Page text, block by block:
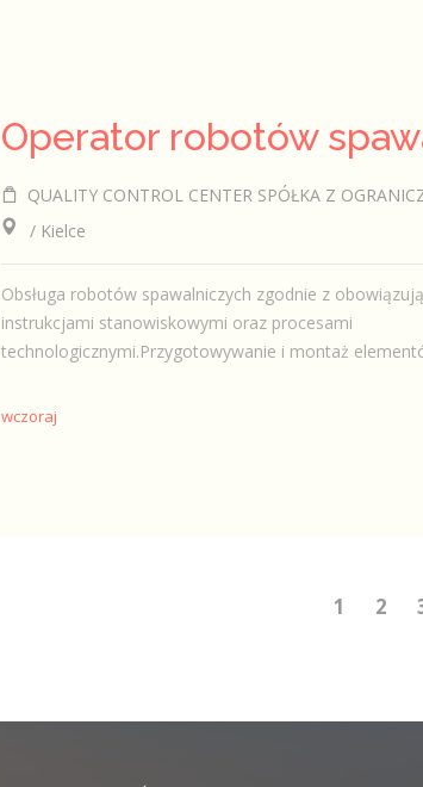
QUALITY CONTROL CENTER SPÓŁKA Z OGRANICZONĄ
/ Kielce
Obsługa robotów spawalniczych zgodnie z
instrukcjami stanowiskowymi oraz procesami
technologicznymi.Przygotowywanie i montaż
wczoraj
1 2